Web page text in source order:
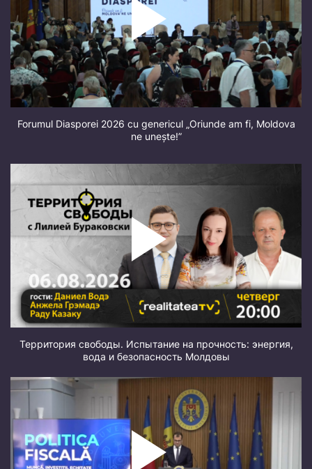
Forumul Diasporei 2026 cu genericul „Oriunde am fi, Moldova
ne unește!”
Территория свободы. Испытание на прочность: энергия,
вода и безопасность Молдовы